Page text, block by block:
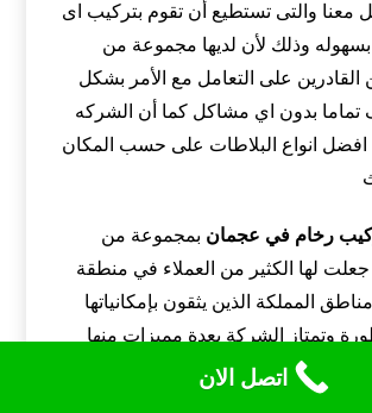
معنا والتى تستطيع أن تقوم بتركيب اى
بسهوله وذلك لأن لديها مجموعة من
القادرين على التعامل مع الأمر بشكل
تماما بدون اي مشاكل كما أن الشركه
افضل انواع البلاطات على حسب المكان
رخام في عجمان بمجموعة من
جعلت لها الكثير من العملاء في منطقة
المملكة الذين يثقون بإمكانياتها
وتمتاز الشركة بعدة مميزات منها
استخدام مواد عالية الجودة لاتمام
اتصل الان